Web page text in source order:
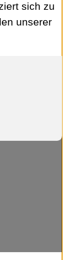
sich zu
unserer